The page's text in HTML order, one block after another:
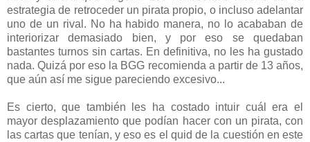
estrategia de retroceder un pirata propio, o incluso adelantar
uno de un rival. No ha habido manera, no lo acababan de
interiorizar demasiado bien, y por eso se quedaban
bastantes turnos sin cartas. En definitiva, no les ha gustado
nada. Quizá por eso la BGG recomienda a partir de 13 años,
que aún así me sigue pareciendo excesivo...
Es cierto, que también les ha costado intuir cuál era el
mayor desplazamiento que podían hacer con un pirata, con
las cartas que tenían, y eso es el quid de la cuestión en este